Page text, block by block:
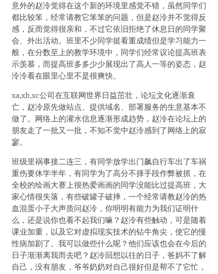
意外的赵泠觉得在这个新的环境里感觉不错，虽然同学们
都比较笨，经常请教它笨笨的问题，但是赵泠并不觉得反
感，反而觉得很亲和，不过它依旧拒绝了休息日的同学聚
会、外出活动。班里不少同学挺看重成绩但是学习能力一
般，在分数至上的教学环境中，同学们经常议论提高班表
示羡慕，而提高班多多少少展现出了高人一等的姿态，赵
泠泠看在眼里心里不是很爽快。
xa,xb,xc公司在互联网世界日益茁壮，论坛文化逐渐衰
亡，赵泠原先做站点、提供域名、部署服务的生意基本不
做了。网络上的灌水信息逐渐形成趋势，赵泠在论坛上的
朋友走了一批又一批，不知不觉中赵泠感到了网络上的寂
寥。
班级里祸事接二连三，有同学放学出门飙自行车出了车祸
重伤要休学半年，有同学为了高分不择手段作弊被抓，在
全校的绘画大赛上很热爱画画的同学没能比过提高班，大
家心情很失落，有些破罐子破摔，一个经常请教赵泠的热
血混蛋小子大声质问赵泠，你明明有能力为我们证明什
么，还是说你也看不起我们嘛？赵泠有些触动，可是随着
课业加重，以及它对虚拟现实技术的钻牛角尖，使它的慢
性病加剧了。我可以做些什么呢？他们应该也会在今后的
日子渐渐离我而去吧？赵泠回想以往的日子，爸妈不了解
自己，没有朋友，爷爷奶奶对自己很好但是帮不了它忙，